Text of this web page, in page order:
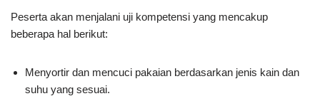
Peserta akan menjalani uji kompetensi yang mencakup
beberapa hal berikut:
Menyortir dan mencuci pakaian berdasarkan jenis kain dan
suhu yang sesuai.